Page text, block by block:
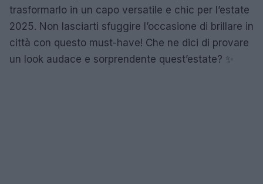
trasformarlo in un capo versatile e chic per l’estate
2025. Non lasciarti sfuggire l’occasione di brillare in
città con questo must-have! Che ne dici di provare
un look audace e sorprendente quest’estate? ✨